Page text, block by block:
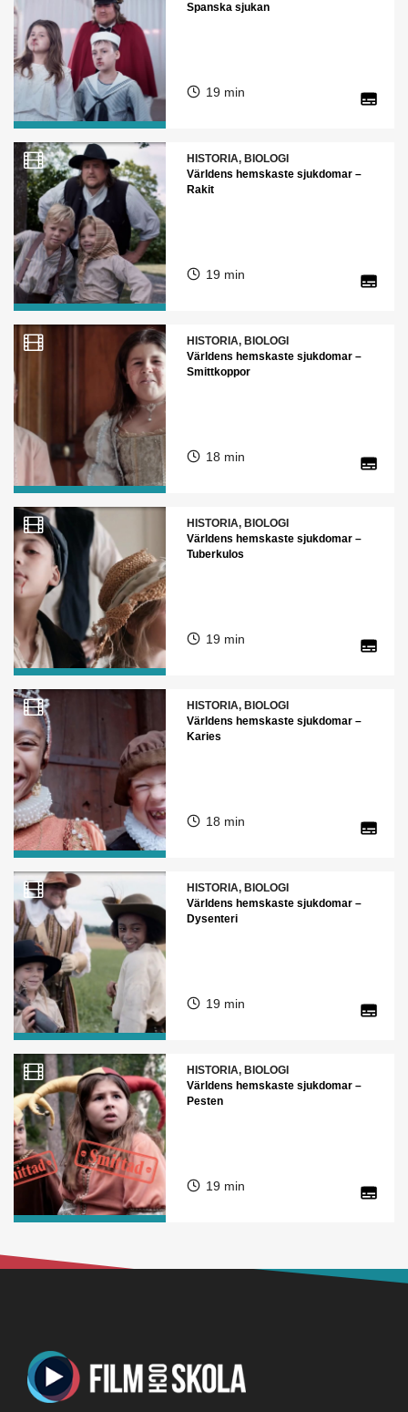
Spanska sjukan
19 min
HISTORIA, BIOLOGI
Världens hemskaste sjukdomar –
Rakit
19 min
HISTORIA, BIOLOGI
Världens hemskaste sjukdomar –
Smittkoppor
18 min
HISTORIA, BIOLOGI
Världens hemskaste sjukdomar –
Tuberkulos
19 min
HISTORIA, BIOLOGI
Världens hemskaste sjukdomar –
Karies
18 min
HISTORIA, BIOLOGI
Världens hemskaste sjukdomar –
Dysenteri
19 min
HISTORIA, BIOLOGI
Världens hemskaste sjukdomar –
Pesten
19 min